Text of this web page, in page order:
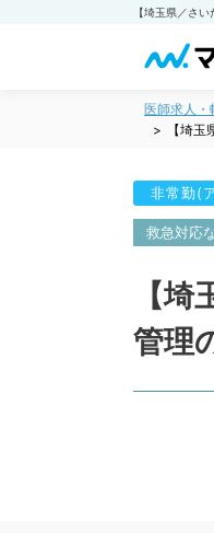
医師求人・
【埼
非常勤(
救急対応
【
管理